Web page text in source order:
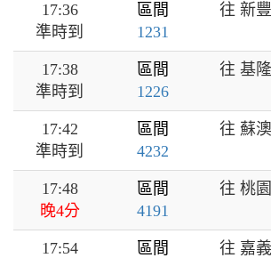
17:36
準時到
區間
1231
往 新豐
17:38
準時到
區間
1226
往 基隆
17:42
準時到
區間
4232
往 蘇澳
17:48
晚4分
區間
4191
往 桃園
17:54
區間
往 嘉義